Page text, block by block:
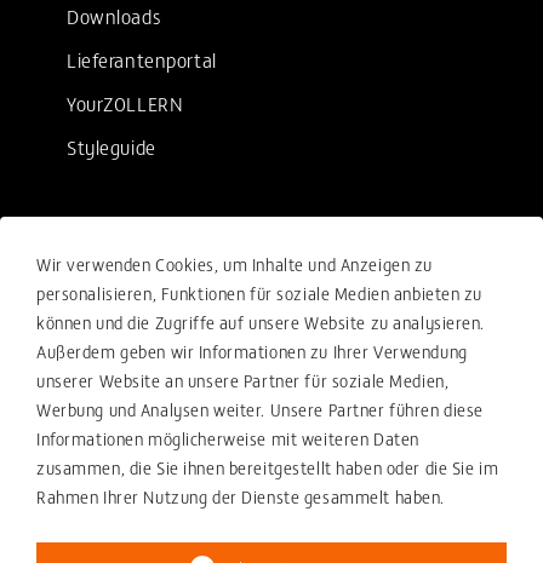
Downloads
Lieferantenportal
YourZOLLERN
Styleguide
Rechtliches
Verkaufsbedingungen
Einkaufsbedingungen
Compliance
Ihre Beschwerde-Meldung
Datenschutzerklärung
Impressum
Wir verwenden Cookies, um Inhalte und Anzeigen zu
personalisieren, Funktionen für soziale Medien anbieten zu
können und die Zugriffe auf unsere Website zu analysieren.
Außerdem geben wir Informationen zu Ihrer Verwendung
unserer Website an unsere Partner für soziale Medien,
Werbung und Analysen weiter. Unsere Partner führen diese
Informationen möglicherweise mit weiteren Daten
zusammen, die Sie ihnen bereitgestellt haben oder die Sie im
Rahmen Ihrer Nutzung der Dienste gesammelt haben.